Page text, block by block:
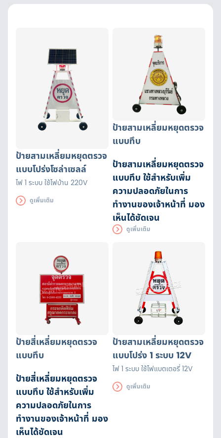
ป้ายสามเหลี่ยมหยุดตรวจ
แบบโปร่งโซล่าเซลล์
ไฟ 1 ระบบ ใช้ไฟบ้าน 220V
ดูเพิ่มเติม
ป้ายสามเหลี่ยมหยุดตรวจ
แบบทึบ
ป้ายสามเหลี่ยมหยุดตรวจ
แบบทึบ ใช้สำหรับเพิ่ม
ความปลอดภัยในการ
ทำงานของเจ้าหน้าที่ มอง
เห็นได้ชัดเจน
ดูเพิ่มเติม
ป้ายสี่เหลี่ยมหยุดตรวจ
แบบทึบ
ป้ายสี่เหลี่ยมหยุดตรวจ
แบบทึบ ใช้สำหรับเพิ่ม
ความปลอดภัยในการ
ทำงานของเจ้าหน้าที่ มอง
เห็นได้ชัดเจน
ป้ายสามเหลี่ยมหยุดตรวจ
แบบโปร่ง 1 ระบบ 12V
ไฟ 1 ระบบ ใช้ไฟแบตเตอรี่ 12V
ดูเพิ่มเติม